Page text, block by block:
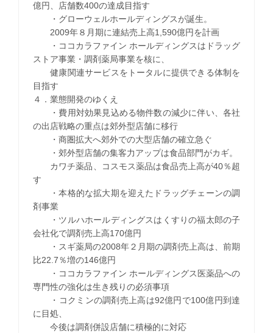
億円、店舗数400の達成目指す
・グローウェルホールディングスが誕生。
2009年８月期に連結売上高1,590億円を計画
・ココカラファイン ホールディングスはドラッグ
ストア事業・調剤薬局事業を核に、
健康関連サービスをトータルに提供できる体制を
目指す
４．業態開発のゆくえ
・費用対効果見込める物件数の減少に伴い、各社
の出店戦略の重点は郊外型店舗に移行
・商圏拡大へ郊外での大型店舗の確立急ぐ
・郊外型店舗の集客力アップは食品部門がカギ。
カワチ薬品、コスモス薬品は食品売上高が40％超
す
・本格的な拡大期を迎えたドラッグチェーンの調
剤事業
・ツルハホールディングスはくすりの福太郎の子
会社化で調剤売上高170億円
・スギ薬局の2008年２月期の調剤売上高は、前期
比22.7％増の146億円
・ココカラファイン ホールディングス医薬品への
専門性の強化は生き残りの必須事項
・コクミンの調剤売上高は92億円で100億円到達
に目処、
今後は調剤併設店舗に積極的に対応